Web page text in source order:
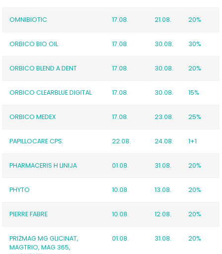
OMNIBIOTIC 17.08. 21.08. 20%
ORBICO BIO OIL 17.08. 30.08. 30%
ORBICO BLEND A DENT 17.08. 30.08. 20%
ORBICO CLEARBLUE DIGITAL 17.08. 30.08. 15%
ORBICO MEDEX 17.08. 23.08. 25%
PAPILLOCARE CPS. 22.08. 24.08. 1+1
PHARMACERIS H LINIJA 01.08. 31.08. 20%
PHYTO 10.08. 13.08. 20%
PIERRE FABRE 10.08. 12.08. 20%
PRIZMAG MG GLICINAT,
MAGTRIO, MAG 365,
01.08. 31.08. 20%